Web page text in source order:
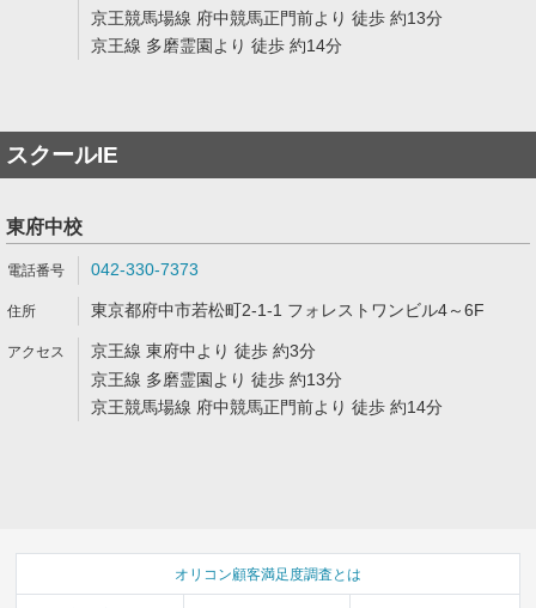
京王競馬場線 府中競馬正門前より 徒歩 約13分
京王線 多磨霊園より 徒歩 約14分
スクールIE
東府中校
042-330-7373
東京都府中市若松町2-1-1 フォレストワンビル4～6F
京王線 東府中より 徒歩 約3分
京王線 多磨霊園より 徒歩 約13分
京王競馬場線 府中競馬正門前より 徒歩 約14分
オリコン顧客満足度調査とは